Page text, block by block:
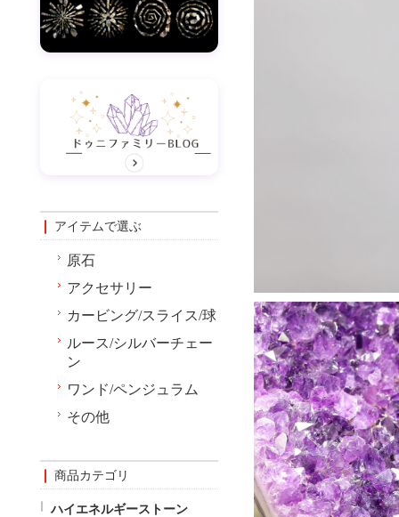
アイテムで選ぶ
原石
アクセサリー
カービング/スライス/球
ルース/シルバーチェー
ン
ワンド/ペンジュラム
その他
商品カテゴリ
ハイエネルギーストーン